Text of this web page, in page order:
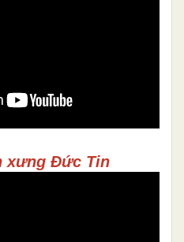
xưng Đức Tin